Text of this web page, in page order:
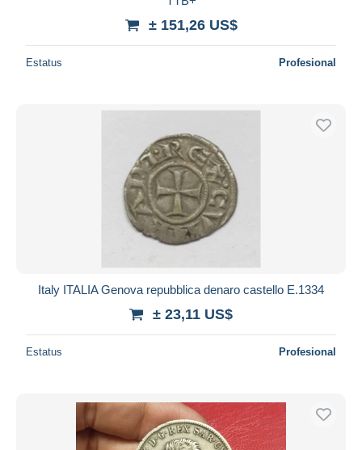
± 151,26 US$
Estatus Profesional
Italy ITALIA Genova repubblica denaro castello E.1334
± 23,11 US$
Estatus Profesional